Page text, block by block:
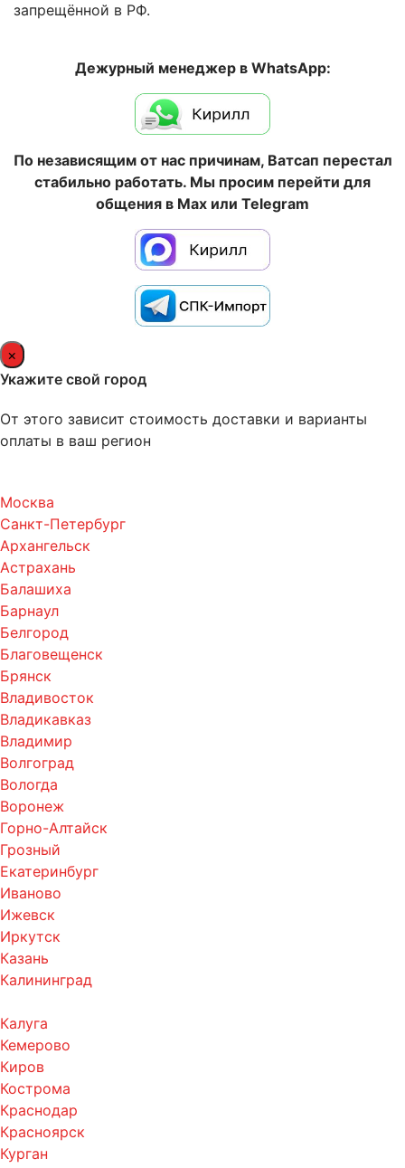
запрещённой в РФ.
Дежурный менеджер в WhatsApp:
По независящим от нас причинам, Ватсап перестал
стабильно работать. Мы просим перейти для
общения в Max или Telegram
×
Укажите свой город
От этого зависит стоимость доставки и варианты
оплаты в ваш регион
Москва
Санкт-Петербург
Архангельск
Астрахань
Балашиха
Барнаул
Белгород
Благовещенск
Брянск
Владивосток
Владикавказ
Владимир
Волгоград
Вологда
Воронеж
Горно-Алтайск
Грозный
Екатеринбург
Иваново
Ижевск
Иркутск
Казань
Калининград
Калуга
Кемерово
Киров
Кострома
Краснодар
Красноярск
Курган